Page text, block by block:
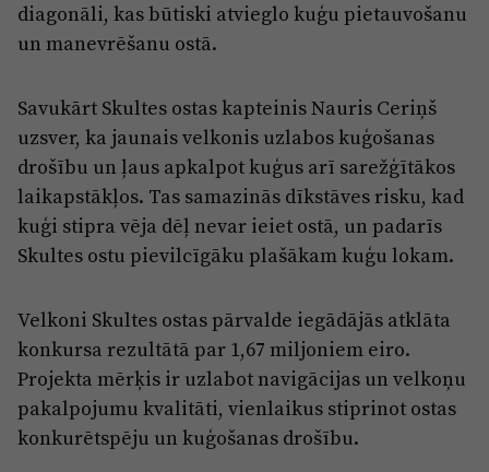
diagonāli, kas būtiski atvieglo kuģu pietauvošanu
un manevrēšanu ostā.
Savukārt Skultes ostas kapteinis Nauris Ceriņš
uzsver, ka jaunais velkonis uzlabos kuģošanas
drošību un ļaus apkalpot kuģus arī sarežģītākos
laikapstākļos. Tas samazinās dīkstāves risku, kad
kuģi stipra vēja dēļ nevar ieiet ostā, un padarīs
Skultes ostu pievilcīgāku plašākam kuģu lokam.
Velkoni Skultes ostas pārvalde iegādājās atklāta
konkursa rezultātā par 1,67 miljoniem eiro.
Projekta mērķis ir uzlabot navigācijas un velkoņu
pakalpojumu kvalitāti, vienlaikus stiprinot ostas
konkurētspēju un kuģošanas drošību.